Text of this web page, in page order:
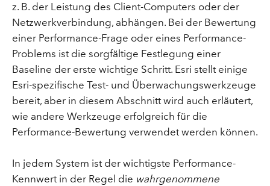
z. B. der Leistung des Client-Computers oder der
Netzwerkverbindung, abhängen. Bei der Bewertung
einer Performance-Frage oder eines Performance-
Problems ist die sorgfältige Festlegung einer
Baseline der erste wichtige Schritt. Esri stellt einige
Esri-spezifische Test- und Überwachungswerkzeuge
bereit, aber in diesem Abschnitt wird auch erläutert,
wie andere Werkzeuge erfolgreich für die
Performance-Bewertung verwendet werden können.
In jedem System ist der wichtigste Performance-
Kennwert in der Regel die wahrgenommene